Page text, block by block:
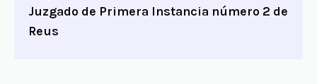
Juzgado de Primera Instancia número 2 de
Reus